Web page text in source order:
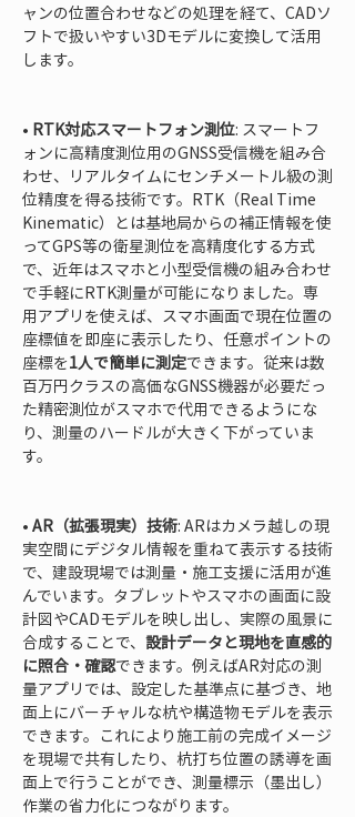
ャンの位置合わせなどの処理を経て、CADソ
フトで扱いやすい3Dモデルに変換して活用
します。
• RTK対応スマートフォン測位: スマートフ
ォンに高精度測位用のGNSS受信機を組み合
わせ、リアルタイムにセンチメートル級の測
位精度を得る技術です。RTK（Real Time
Kinematic）とは基地局からの補正情報を使
ってGPS等の衛星測位を高精度化する方式
で、近年はスマホと小型受信機の組み合わせ
で手軽にRTK測量が可能になりました。専
用アプリを使えば、スマホ画面で現在位置の
座標値を即座に表示したり、任意ポイントの
座標を1人で簡単に測定できます。従来は数
百万円クラスの高価なGNSS機器が必要だっ
た精密測位がスマホで代用できるようにな
り、測量のハードルが大きく下がっていま
す。
• AR（拡張現実）技術: ARはカメラ越しの現
実空間にデジタル情報を重ねて表示する技術
で、建設現場では測量・施工支援に活用が進
んでいます。タブレットやスマホの画面に設
計図やCADモデルを映し出し、実際の風景に
合成することで、 設計データと現地を直感的
に照合・確認できます。例えばAR対応の測
量アプリでは、設定した基準点に基づき、地
面上にバーチャルな杭や構造物モデルを表示
できます。これにより施工前の完成イメージ
を現場で共有したり、杭打ち位置の誘導を画
面上で行うことができ、測量標示（墨出し）
作業の省力化につながります。